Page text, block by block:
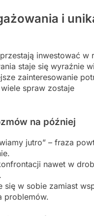
i
inwestować w
staje się wyraźnie
zainteresowanie
spraw zostaje
na później
jutro” – fraza
nawet w
się w sobie zamiast
problemów.